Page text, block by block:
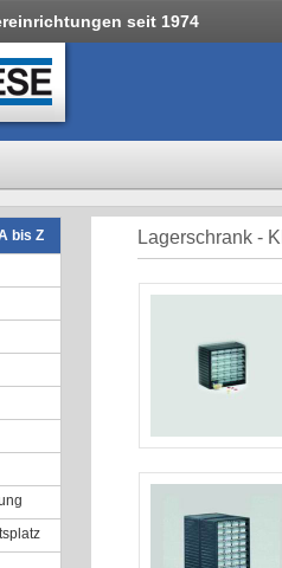
seit 1974
bis Z
Lagerschrank -